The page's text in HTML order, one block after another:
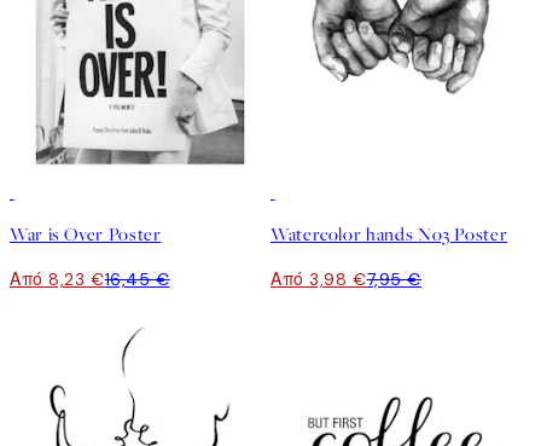
War is Over Poster
Από 8,23 €16,45 €
Watercolor hands No3 Poster
Από 3,98 €7,95 €